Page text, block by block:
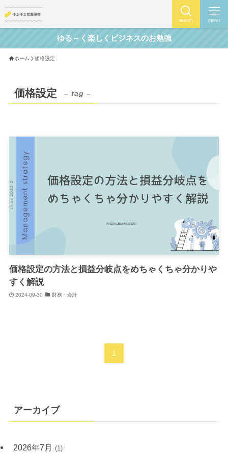
search menu
ゆる～く楽しくビジネスのお勉強
ホーム 価格設定
価格設定 – tag –
価格設定の方法と損益分岐点をめちゃくちゃ分かりや
すく解説
2024-09-30 財務・会計
1
アーカイブ
2026年7月 (1)